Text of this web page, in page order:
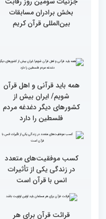
گزارش تصویری بازدید
متسابقین چهلمین دوره
مسابقات بین المللی قرآن
جزئیات سومین روز رقابت
بخش برادران مسابقات
بین‌المللی قرآن کریم
همه باید قرآنی و اهل قرآن
کشورهای دیگر دغدغه مردم
فلسطین را دارد